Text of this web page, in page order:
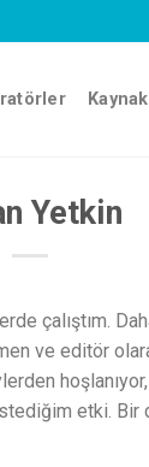
Yetkin
çalıştım.
ve editör
etki.